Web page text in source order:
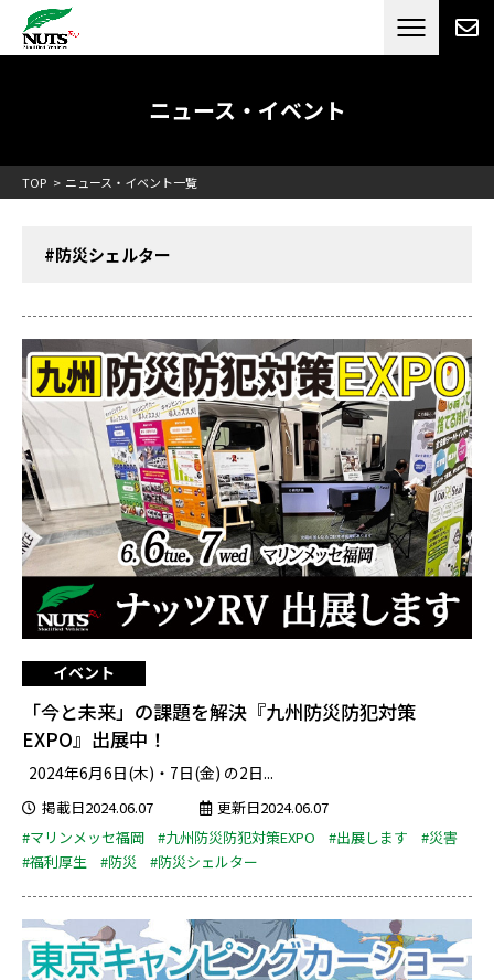
日本最大級のキャンピングカーメーカー
RV[テレビCM放送]
ニュース・イベント
TOP ニュース・イベント一覧
#防災シェルター
イベント
「今と未来」の課題を解決『九州防災防犯対策
EXPO』出展中！
2024年6月6日(木)・7日(金) の2日...
掲載日2024.06.07
更新日2024.06.07
#マリンメッセ福岡
#九州防災防犯対策EXPO #出展します
#災害
#福利厚生
#防災 #防災シェルター